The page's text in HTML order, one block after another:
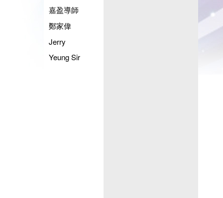
嘉盈導師
鄭家偉
Jerry
Yeung Sir